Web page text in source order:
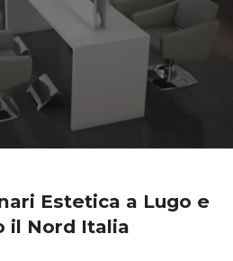
Estetica a Lugo e
il Nord Italia